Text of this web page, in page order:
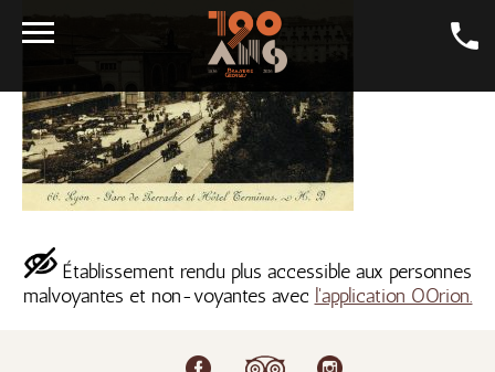
LA CARTE
LA BIÈRE
GALERIE
SALONS
LA BOUTIQUE
Établissement rendu plus accessible aux personnes
malvoyantes et non-voyantes avec l'application OOrion.